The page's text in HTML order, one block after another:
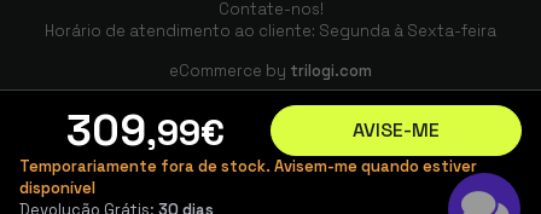
05/07/2024
Muito bom telemóvel
309,99€ AVISE-ME
Temporariamente fora de stock. Avisem-me quando estiver
disponível
Devolução Grátis: 30 dias
Contate-nos!
Horário de atendimento ao cliente: Segunda à Sexta-feira
eCommerce by trilogi.com